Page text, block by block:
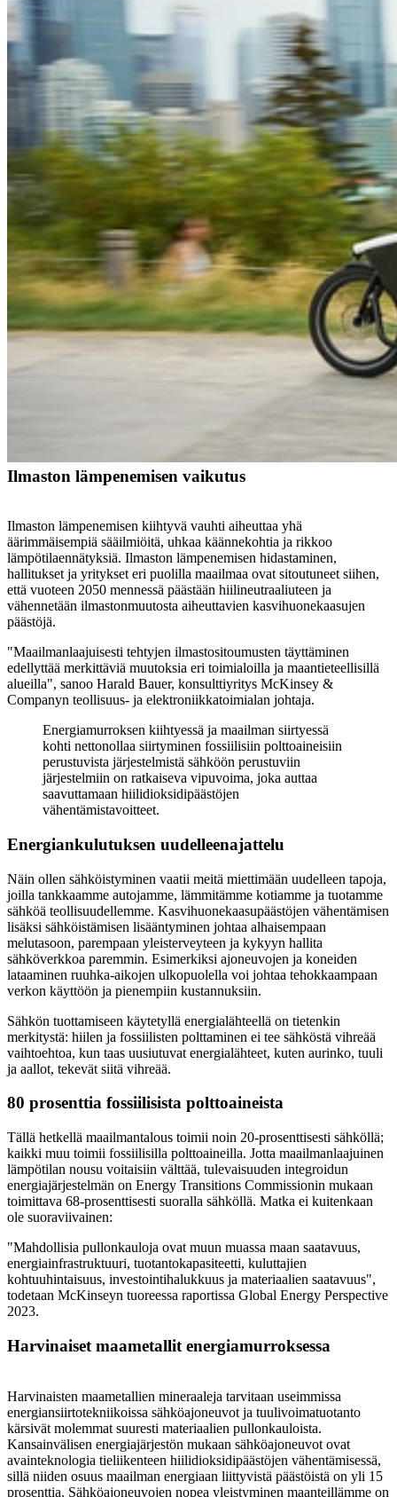
Ilmaston lämpenemisen vaikutus
Ilmaston lämpenemisen kiihtyvä vauhti aiheuttaa yhä
äärimmäisempiä sääilmiöitä, uhkaa käännekohtia ja rikkoo
lämpötilaennätyksiä. Ilmaston lämpenemisen hidastaminen,
hallitukset ja yritykset eri puolilla maailmaa ovat sitoutuneet siihen,
että vuoteen 2050 mennessä päästään hiilineutraaliuteen ja
vähennetään ilmastonmuutosta aiheuttavien kasvihuonekaasujen
päästöjä.
"Maailmanlaajuisesti tehtyjen ilmastositoumusten täyttäminen
edellyttää merkittäviä muutoksia eri toimialoilla ja maantieteellisillä
alueilla", sanoo Harald Bauer, konsulttiyritys McKinsey &
Companyn teollisuus- ja elektroniikkatoimialan johtaja.
Energiamurroksen kiihtyessä ja maailman siirtyessä
kohti nettonollaa siirtyminen fossiilisiin polttoaineisiin
perustuvista järjestelmistä sähköön perustuviin
järjestelmiin on ratkaiseva vipuvoima, joka auttaa
saavuttamaan hiilidioksidipäästöjen
vähentämistavoitteet.
Energiankulutuksen uudelleenajattelu
Näin ollen sähköistyminen vaatii meitä miettimään uudelleen tapoja,
joilla tankkaamme autojamme, lämmitämme kotiamme ja tuotamme
sähköä teollisuudellemme. Kasvihuonekaasupäästöjen vähentämisen
lisäksi sähköistämisen lisääntyminen johtaa alhaisempaan
melutasoon, parempaan yleisterveyteen ja kykyyn hallita
sähköverkkoa paremmin. Esimerkiksi ajoneuvojen ja koneiden
lataaminen ruuhka-aikojen ulkopuolella voi johtaa tehokkaampaan
verkon käyttöön ja pienempiin kustannuksiin.
Sähkön tuottamiseen käytetyllä energialähteellä on tietenkin
merkitystä: hiilen ja fossiilisten polttaminen ei tee sähköstä vihreää
vaihtoehtoa, kun taas uusiutuvat energialähteet, kuten aurinko, tuuli
ja aallot, tekevät siitä vihreää.
80 prosenttia fossiilisista polttoaineista
Tällä hetkellä maailmantalous toimii noin 20-prosenttisesti sähköllä;
kaikki muu toimii fossiilisilla polttoaineilla. Jotta maailmanlaajuinen
lämpötilan nousu voitaisiin välttää, tulevaisuuden integroidun
energiajärjestelmän on Energy Transitions Commissionin mukaan
toimittava 68-prosenttisesti suoralla sähköllä. Matka ei kuitenkaan
ole suoraviivainen:
"Mahdollisia pullonkauloja ovat muun muassa maan saatavuus,
energiainfrastruktuuri, tuotantokapasiteetti, kuluttajien
kohtuuhintaisuus, investointihalukkuus ja materiaalien saatavuus",
todetaan McKinseyn tuoreessa raportissa Global Energy Perspective
2023.
Harvinaiset maametallit energiamurroksessa
Harvinaisten maametallien mineraaleja tarvitaan useimmissa
energiansiirtotekniikoissa sähköajoneuvot ja tuulivoimatuotanto
kärsivät molemmat suuresti materiaalien pullonkauloista.
Kansainvälisen energiajärjestön mukaan sähköajoneuvot ovat
avainteknologia tieliikenteen hiilidioksidipäästöjen vähentämisessä,
sillä niiden osuus maailman energiaan liittyvistä päästöistä on yli 15
prosenttia. Sähköajoneuvojen nopea yleistyminen maanteillämme on